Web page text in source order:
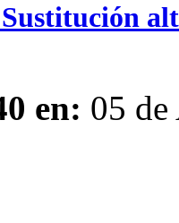
en: 05